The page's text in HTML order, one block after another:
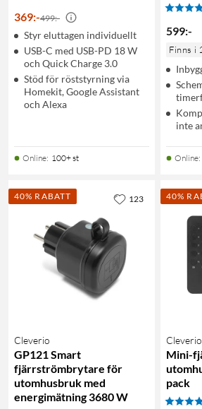
369:-499:-
Styr eluttagen individuellt
USB-C med USB-PD 18 W
och Quick Charge 3.0
Stöd för röststyrning via
Homekit, Google Assistant
och Alexa
Online: 100+ st
599:-
Finns i
inte
Online:
40% RABATT
Cleverio
GP121 Smart
fjärrströmbrytare för
utomhusbruk med
energimätning 3680 W
123 40%
Cleverio
Mini-
pack